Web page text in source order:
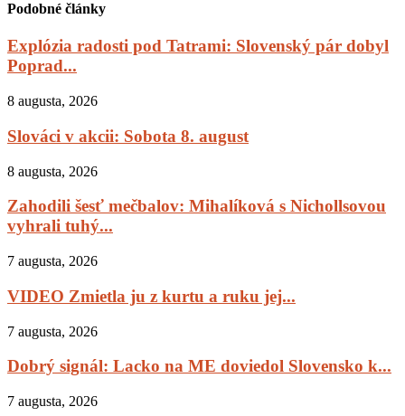
Podobné články
Explózia radosti pod Tatrami: Slovenský pár dobyl
Poprad...
8 augusta, 2026
Slováci v akcii: Sobota 8. august
8 augusta, 2026
Zahodili šesť mečbalov: Mihalíková s Nichollsovou
vyhrali tuhý...
7 augusta, 2026
VIDEO Zmietla ju z kurtu a ruku jej...
7 augusta, 2026
Dobrý signál: Lacko na ME doviedol Slovensko k...
7 augusta, 2026